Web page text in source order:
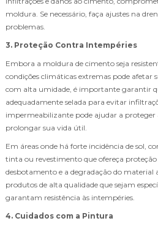
moldura. Se necessário, faça ajustes na
problemas.
3. Proteção Contra Intempéries
Embora a moldura de cimento seja
condições climáticas extremas pode afetar
com alta umidade, é importante garantir
adequadamente selada para evitar
impermeabilizante pode ajudar a
prolongar sua vida útil.
Em áreas onde há forte incidência de sol,
tinta ou revestimento que ofereça proteção
desbotamento e a degradação do material
produtos de alta qualidade que sejam
garantam resistência às intempéries.
4. Cuidados com a Pintura